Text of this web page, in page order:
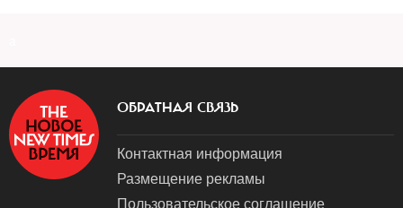
ОБРАТНАЯ СВЯЗЬ
Контактная информация
Размещение рекламы
Пользовательское соглашение